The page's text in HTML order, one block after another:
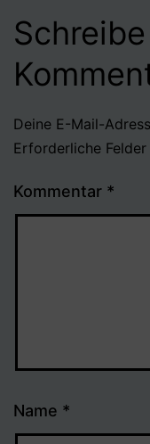
Deine E-Mail-
Erforderliche
Kommentar *
Name *